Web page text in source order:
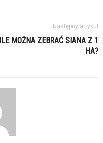
Następny artykuł
ILE MOŻNA ZEBRAĆ SIANA Z 1
HA?